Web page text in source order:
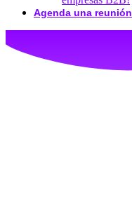
Agenda una reunión